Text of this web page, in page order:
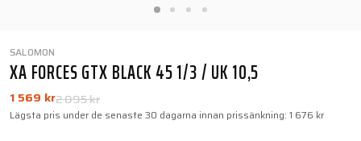
SALOMON
XA FORCES GTX BLACK 45 1/3 / UK 10,5
2 095 kr
1 569 kr
Lägsta pris under de senaste 30 dagarna innan prissänkning: 1 676 kr